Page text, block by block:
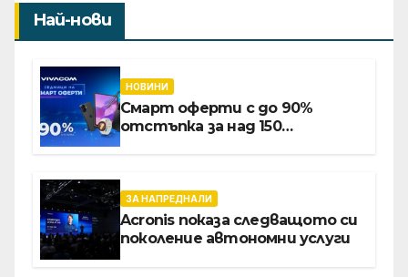
Най-нови
НОВИНИ
Смарт оферти с до 90%
отстъпка за над 150
ЗА НАПРЕДНАЛИ
Acronis показа следващото си
поколение автономни услуги